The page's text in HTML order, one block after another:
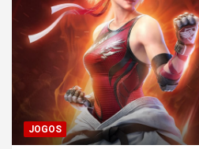
JOGOS